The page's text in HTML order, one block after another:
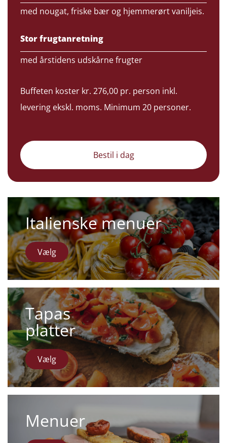
med nougat, friske bær og hjemmerørt vaniljeis.
Stor frugtanretning
med årstidens udskårne frugter
Buffeten koster kr. 276,00 pr. person inkl.
levering ekskl. moms. Minimum 20 personer.
Bestil i dag
Italienske menuer
Vælg
Tapas
platter
Vælg
Menuer